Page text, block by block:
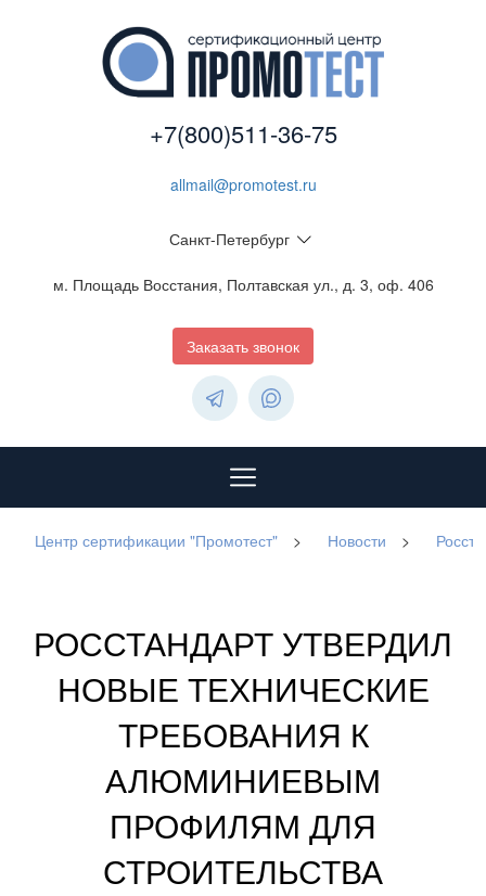
+7(800)511-36-75
allmail@promotest.ru
Санкт-Петербург
м. Площадь Восстания, Полтавская ул., д. 3, оф. 406
Заказать звонок
Центр сертификации "Промотест" > Новости >
РОССТАНДАРТ УТВЕРДИЛ
НОВЫЕ ТЕХНИЧЕСКИЕ
ТРЕБОВАНИЯ К
АЛЮМИНИЕВЫМ
ПРОФИЛЯМ ДЛЯ
СТРОИТЕЛЬСТВА